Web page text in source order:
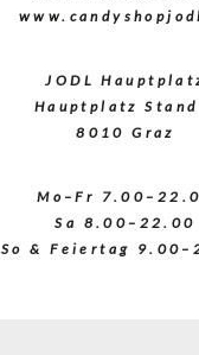
JODL
Hauptplatz Stand
8010 Graz
Mo–Fr
Sa 8.00–22.00
So & Feiertag